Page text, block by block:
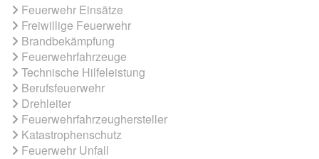
Feuerwehr Einsätze
Freiwillige Feuerwehr
Brandbekämpfung
Feuerwehrfahrzeuge
Technische Hilfeleistung
Berufsfeuerwehr
Drehleiter
Feuerwehrfahrzeughersteller
Katastrophenschutz
Feuerwehr Unfall